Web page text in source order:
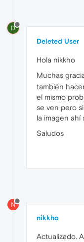
D
Deleted User
Hola nikkho
Muchas
también
el mismo
se ven pero
la imagen ahí
Saludos
N
nikkho
Actualizado.